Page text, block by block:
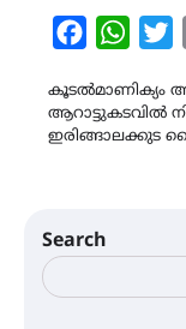
Facebook
കൂടൽമാണിക്യം
ആറാട്ടുകടവിൽ
ഇരിങ്ങാലക്കുട
Search